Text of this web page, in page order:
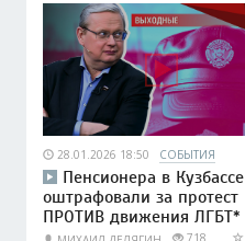
28.01.2026 18:50 СОБЫТИЯ
Пенсионера в Кузбассе
оштрафовали за протест
ПРОТИВ движения ЛГБТ*
718